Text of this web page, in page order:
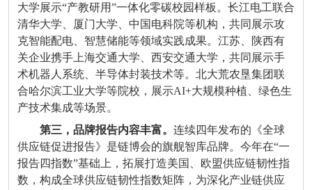
大学展示“产教研用”一体化零碳校园样板。长江电工联合
清华大学、厦门大学、中国电科院等机构，共同展示攻
克智能配电、智慧储能等领域实践成果。江苏、陕西有
关企业携手上海交通大学、西安交通大学，共同展示手
术机器人系统、半导体封装技术等。北大荒农垦集团联
合哈尔滨工业大学等院校，展示AI+大规模种植、绿色生
产技术集成等场景。
第三，品牌报告内容丰富。 连续四年发布的《全球
供应链促进报告》是链博会的旗舰智库品牌。今年在“一
报告四指数”基础上，拓展打造美国、欧盟供应链韧性指
数，构成全球供应链韧性指数矩阵，为深化产业链供应